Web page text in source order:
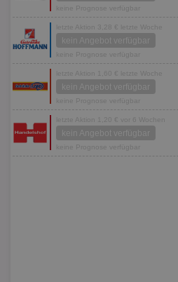
keine Prognose verfügbar
letzte Aktion 3,28 € letzte Woche
kein Angebot verfügbar
keine Prognose verfügbar
letzte Aktion 1,60 € letzte Woche
kein Angebot verfügbar
keine Prognose verfügbar
letzte Aktion 1,20 € vor 6 Wochen
kein Angebot verfügbar
keine Prognose verfügbar